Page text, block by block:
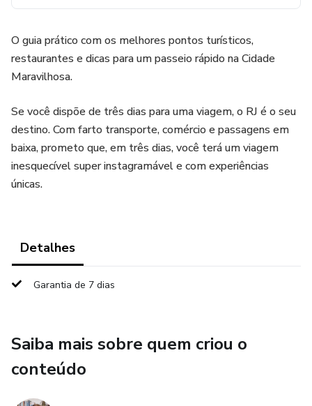
O guia prático com os melhores pontos turísticos,
restaurantes e dicas para um passeio rápido na Cidade
Maravilhosa.
Se você dispõe de três dias para uma viagem, o RJ é o seu
destino. Com farto transporte, comércio e passagens em
baixa, prometo que, em três dias, você terá um viagem
inesquecível super instagramável e com experiências
únicas.
Detalhes
Garantia de 7 dias
Saiba mais sobre quem criou o
conteúdo